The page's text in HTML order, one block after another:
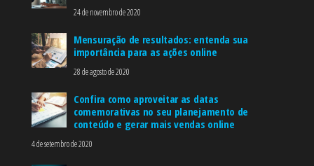
24 de novembro de 2020
Mensuração de resultados: entenda sua
importância para as ações online
28 de agosto de 2020
Confira como aproveitar as datas
comemorativas no seu planejamento de
conteúdo e gerar mais vendas online
4 de setembro de 2020